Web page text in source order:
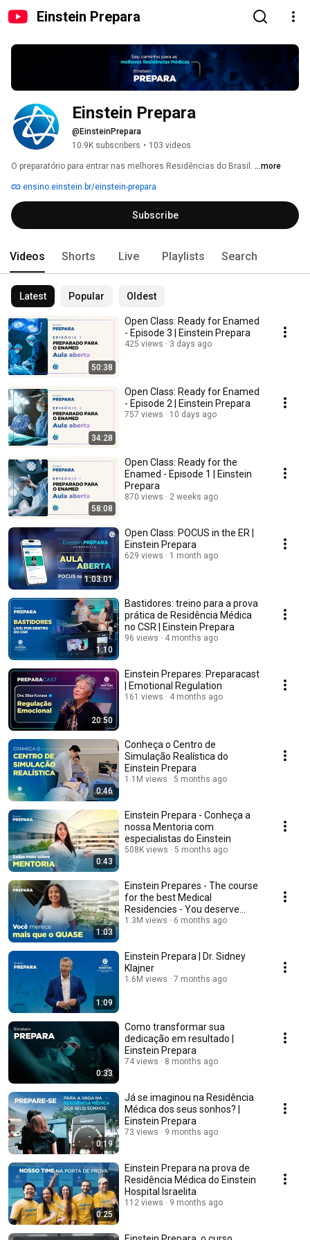
Einstein Prepara
@EinsteinPrepara
10.9K subscribers • 103 videos
O preparatório para entrar nas melhores Residências do Brasil. ...more
ensino.einstein.br/einstein-prepara
Subscribe
Videos Shorts Live Playlists Search
Latest Popular Oldest
50:38
Open Class: Ready for Enamed
- Episode 3 | Einstein Prepara
425 views 3 days ago
34:28
Open Class: Ready for Enamed
- Episode 2 | Einstein Prepara
757 views 10 days ago
58:08
Open Class: Ready for the
Enamed - Episode 1 | Einstein
Prepara
870 views 2 weeks ago
1:03:01
Open Class: POCUS in the ER |
Einstein Prepara
629 views 1 month ago
1:10
Bastidores: treino para a prova
prática de Residência Médica
no CSR | Einstein Prepara
96 views 4 months ago
20:50
Einstein Prepares: Preparacast
| Emotional Regulation
161 views 4 months ago
0:46
Conheça o Centro de
Simulação Realística do
Einstein Prepara
1.1M views 5 months ago
0:43
Einstein Prepara - Conheça a
nossa Mentoria com
especialistas do Einstein
508K views 5 months ago
1:03
Einstein Prepares - The course
for the best Medical
Residencies - You deserve
more than ALMOST.
1.3M views 6 months ago
1:09
Einstein Prepara | Dr. Sidney
Klajner
1.6M views 7 months ago
0:33
Como transformar sua
dedicação em resultado |
Einstein Prepara
74 views 8 months ago
0:19
Já se imaginou na Residência
Médica dos seus sonhos? |
Einstein Prepara
73 views 9 months ago
0:25
Einstein Prepara na prova de
Residência Médica do Einstein
Hospital Israelita
112 views 9 months ago